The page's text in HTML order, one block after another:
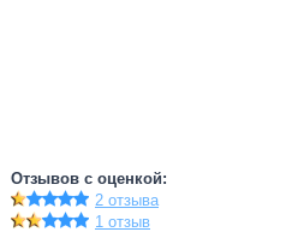
Отзывов с оценкой:
2 отзыва
1 отзыв